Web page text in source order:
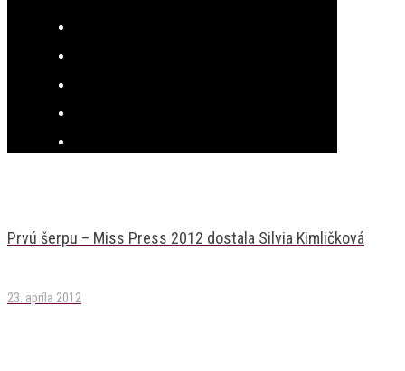
Prvú šerpu – Miss Press 2012 dostala Silvia Kimličková
23. apríla 2012